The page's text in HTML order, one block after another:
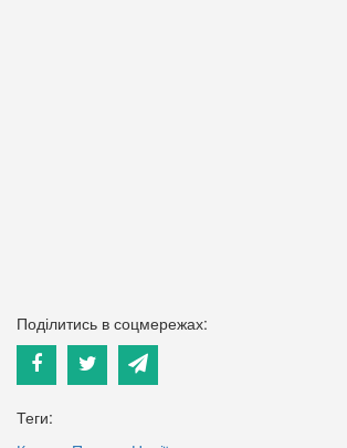
Поділитись в соцмережах:
Теги: